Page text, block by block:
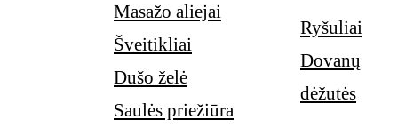
Masažo aliejai
Šveitikliai
Dušo želė
Saulės priežiūra
Ryšuliai
Dovanų
dėžutės